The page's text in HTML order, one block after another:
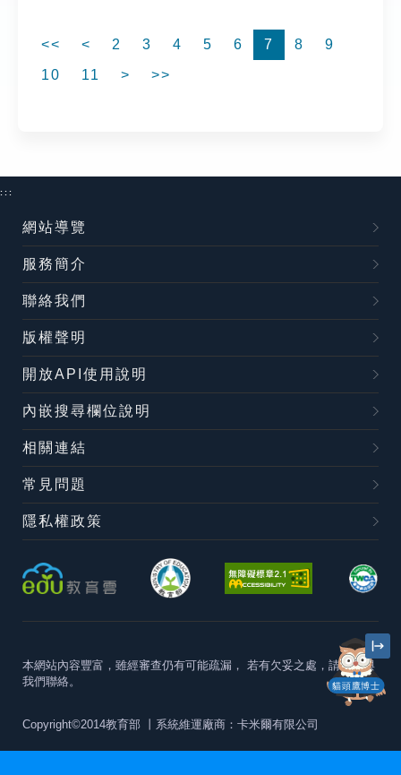
<< < 2 3 4 5 6 7 8
9
10
11 > >>
貓頭鷹博士
:::
網站導覽
服務簡介
聯絡我們
版權聲明
開放API使用說明
內嵌搜尋欄位說明
相關連結
常見問題
隱私權政策
本網站內容豐富，雖經審查仍有可能疏漏， 若有欠妥之處，請隨時與
我們聯絡。
Copyright©2014教育部 丨系統維運廠商：卡米爾有限公司